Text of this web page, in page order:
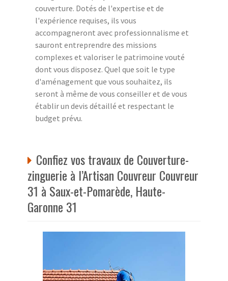
couverture. Dotés de l'expertise et de
l'expérience requises, ils vous
accompagneront avec professionnalisme et
sauront entreprendre des missions
complexes et valoriser le patrimoine vouté
dont vous disposez. Quel que soit le type
d'aménagement que vous souhaitez, ils
seront à même de vous conseiller et de vous
établir un devis détaillé et respectant le
budget prévu.
Confiez vos travaux de Couverture-
zinguerie à l’Artisan Couvreur Couvreur
31 à Saux-et-Pomarède, Haute-
Garonne 31